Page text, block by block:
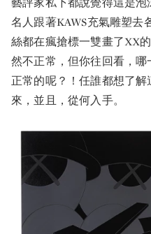
名人跟著KAWS充氣雕塑去
絲都在瘋搶標一雙畫了XX
然不正常，但你往回看，
正常的呢？！任誰都想了
來，並且，從何入手。